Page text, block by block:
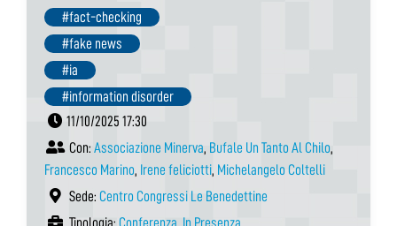
#fact-checking
#fake news
#ia
#information disorder
11/10/2025 17:30
Con: Associazione Minerva, Bufale Un Tanto Al Chilo,
Francesco Marino, Irene feliciotti, Michelangelo Coltelli
Sede: Centro Congressi Le Benedettine
Tipologia: Conferenza, In Presenza